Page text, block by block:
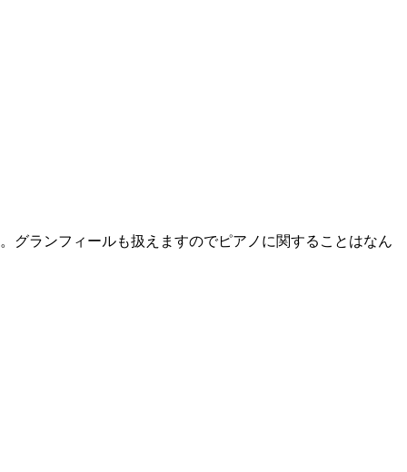
グランフィールも扱えますのでピアノに関することはなん